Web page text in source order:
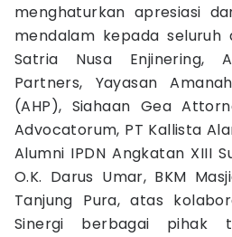
menghaturkan apresiasi
mendalam kepada seluruh
Satria Nusa Enjinering,
Partners, Yayasan
(AHP), Siahaan Gea
Advocatorum, PT Kallista
Alumni IPDN Angkatan XIII
O.K. Darus Umar, BKM
Tanjung Pura, atas
Sinergi berbagai pihak